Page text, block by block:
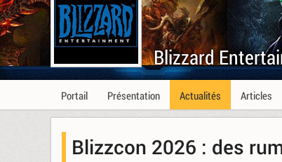
Blizzard
Portail Présentation Actualités Articles
Blizzcon 2026 : des